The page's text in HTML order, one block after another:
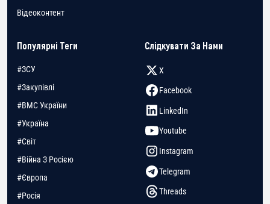
Відеоконтент
Популярні Теги
#ЗСУ
#Закупівлі
#ВМС України
#Україна
#Світ
#Війна З Росією
#Європа
#Росія
Слідкувати За Нами
X
Facebook
LinkedIn
Youtube
Instagram
Telegram
Threads